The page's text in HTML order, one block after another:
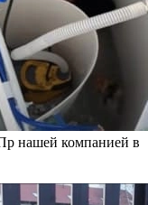
нашей компанией в